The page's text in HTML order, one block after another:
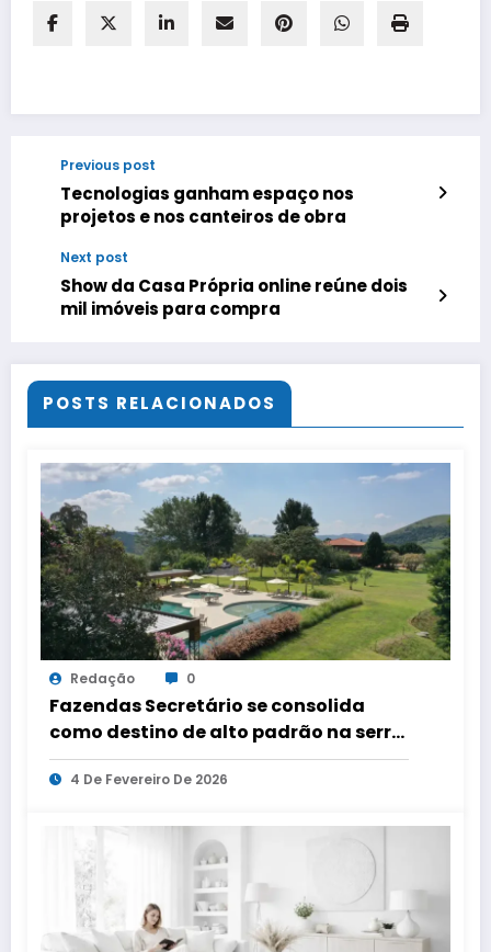
Previous post
Tecnologias ganham espaço nos
projetos e nos canteiros de obra
Next post
Show da Casa Própria online reúne dois
mil imóveis para compra
POSTS RELACIONADOS
Redação 0
Fazendas Secretário se consolida
como destino de alto padrão na serra
fluminense
4 De Fevereiro De 2026